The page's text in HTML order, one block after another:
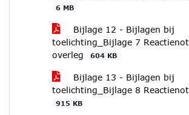
6 MB
Bijlage 12 - Bijlagen bij
toelichting_Bijlage 7
overleg
604 KB
Bijlage 13 - Bijlagen bij
toelichting_Bijlage 8
915 KB